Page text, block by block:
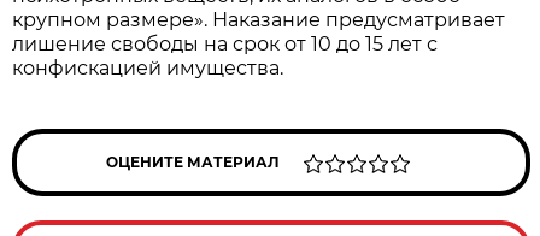
крупном размере». Наказание предусматривает
лишение свободы на срок от 10 до 15 лет с
конфискацией имущества.
ОЦЕНИТЕ МАТЕРИАЛ